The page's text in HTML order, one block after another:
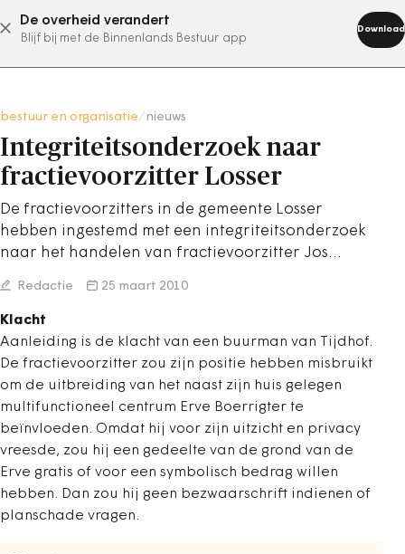
De overheid verandert
Blijf bij met de Binnenlands Bestuur app
Download
abonneer nu
bestuur en organisatie nieuws
Integriteitsonderzoek naar
fractievoorzitter Losser
De fractievoorzitters in de gemeente Losser
hebben ingestemd met een integriteitsonderzoek
naar het handelen van fractievoorzitter Jos…
Redactie 25 maart 2010
Klacht
Aanleiding is de klacht van een buurman van Tijdhof.
De fractievoorzitter zou zijn positie hebben misbruikt
om de uitbreiding van het naast zijn huis gelegen
multifunctioneel centrum Erve Boerrigter te
beïnvloeden. Omdat hij voor zijn uitzicht en privacy
vreesde, zou hij een gedeelte van de grond van de
Erve gratis of voor een symbolisch bedrag willen
hebben. Dan zou hij geen bezwaarschrift indienen of
planschade vragen.